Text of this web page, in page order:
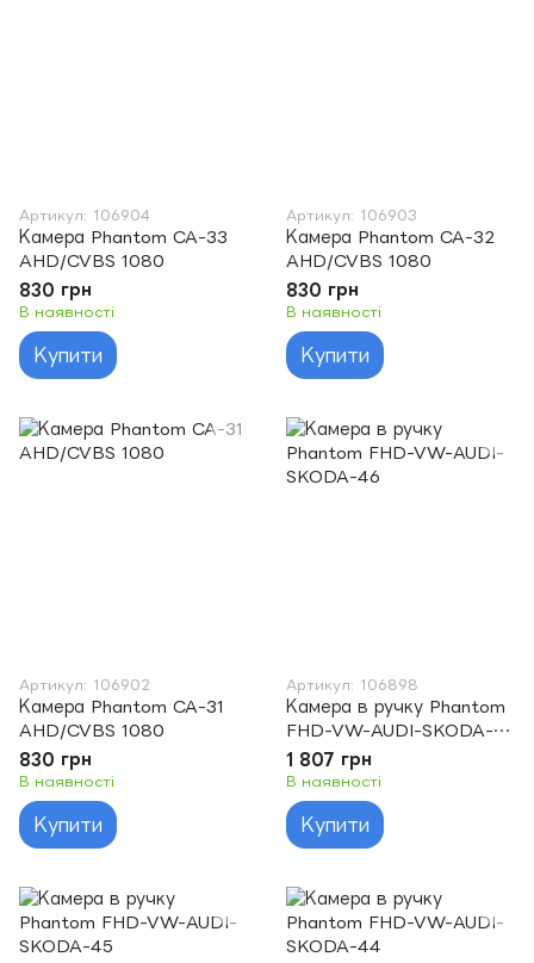
Артикул: 106904
Камера Phantom CA-33
AHD/CVBS 1080
830 грн
В наявності
Купити
Артикул: 106903
Камера Phantom CA-32
AHD/CVBS 1080
830 грн
В наявності
Купити
Артикул: 106902
Камера Phantom CA-31
AHD/CVBS 1080
830 грн
В наявності
Купити
Артикул: 106898
Камера в ручку Phantom
FHD-VW-AUDI-SKODA-
46
1 807 грн
В наявності
Купити